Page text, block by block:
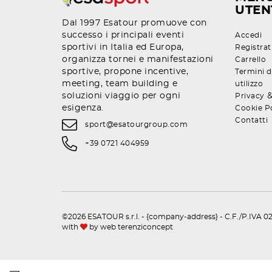
Dal 1997 Esatour promuove con
successo i principali eventi
sportivi in Italia ed Europa,
organizza tornei e manifestazioni
sportive, propone incentive,
meeting, team building e
soluzioni viaggio per ogni
esigenza.
sport@esatourgroup.com
+39 0721 404959
Accedi
Carrello
Termini
utilizzo
Privacy
Cookie
Contatti
©2026 ESATOUR s.r.l. - {company-address} - C.F./P.IVA
with
by web terenziconcept